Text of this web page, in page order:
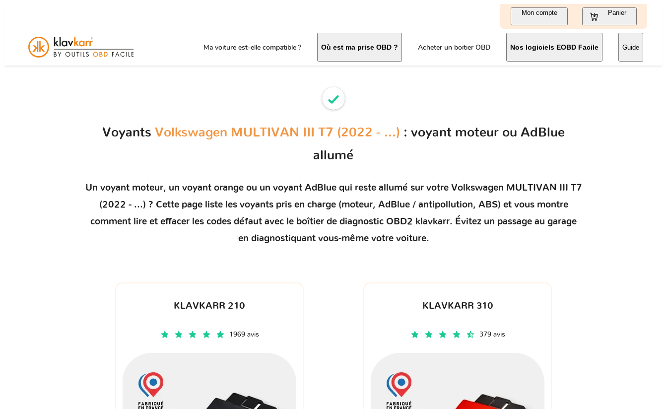
Mon compte Panier
Ma voiture est-elle compatible ? Où est ma prise OBD ? Acheter un boitier OBD Nos logiciels EOBD Facile Guide
Voyants Volkswagen MULTIVAN III T7 (2022 - ...) : voyant moteur ou AdBlue
allumé
Un voyant moteur, un voyant orange ou un voyant AdBlue qui reste allumé sur votre Volkswagen MULTIVAN III T7
(2022 - ...) ? Cette page liste les voyants pris en charge (moteur, AdBlue / antipollution, ABS) et vous montre
comment lire et effacer les codes défaut avec le boîtier de diagnostic OBD2 klavkarr. Évitez un passage au garage
en diagnostiquant vous-même votre voiture.
KLAVKARR 210
1969 avis
KLAVKARR 310
379 avis